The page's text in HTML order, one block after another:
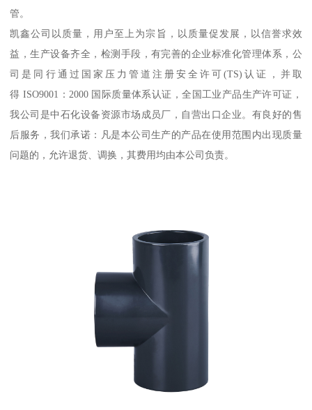
管。
凯鑫公司以质量，用户至上为宗旨，以质量促发展，以信誉求效
益，生产设备齐全，检测手段，有完善的企业标准化管理体系，公
司是同行通过国家压力管道注册安全许可(TS)认证，并取
得 ISO9001：2000 国际质量体系认证，全国工业产品生产许可证，
我公司是中石化设备资源市场成员厂，自营出口企业。有良好的售
后服务，我们承诺：凡是本公司生产的产品在使用范围内出现质量
问题的，允许退货、调换，其费用均由本公司负责。